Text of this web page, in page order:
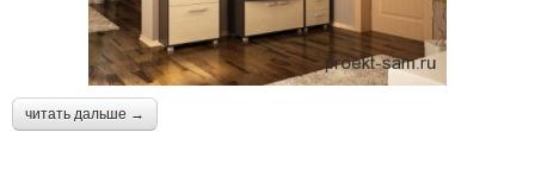
читать дальше →